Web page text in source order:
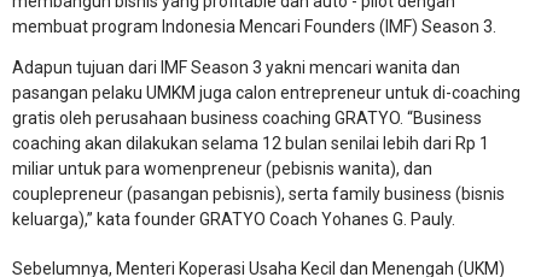
membuat program Indonesia Mencari Founders (IMF) Season 3.
Adapun tujuan dari IMF Season 3 yakni mencari wanita dan
pasangan pelaku UMKM juga calon entrepreneur untuk di-coaching
gratis oleh perusahaan business coaching GRATYO. “Business
coaching akan dilakukan selama 12 bulan senilai lebih dari Rp 1
miliar untuk para womenpreneur (pebisnis wanita), dan
couplepreneur (pasangan pebisnis), serta family business (bisnis
keluarga),” kata founder GRATYO Coach Yohanes G. Pauly.
Sebelumnya, Menteri Koperasi Usaha Kecil dan Menengah (UKM)